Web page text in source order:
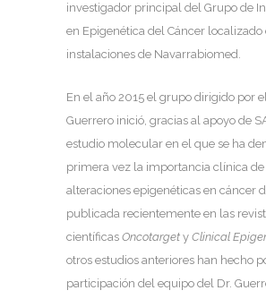
investigador principal del Grupo de
en Epigenética del Cáncer localizado
instalaciones de Navarrabiomed.
En el año 2015 el grupo dirigido por
Guerrero inició, gracias al apoyo de
estudio molecular en el que se ha
primera vez la importancia clínica de
alteraciones epigenéticas en cáncer
publicada recientemente en las
científicas Oncotarget y Clinical
otros estudios anteriores han hecho
participación del equipo del Dr.